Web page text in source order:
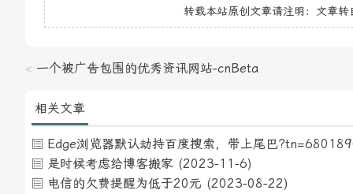
转载本站原创文章请注明：文章
« 一个被广告包围的优秀资讯网站-cnBeta
相关文章
Edge浏览器默认劫持百度搜索，带上尾巴
是时候考虑给博客搬家 (2023-11-6)
电信的欠费提醒为低于20元 (2023-08-22)